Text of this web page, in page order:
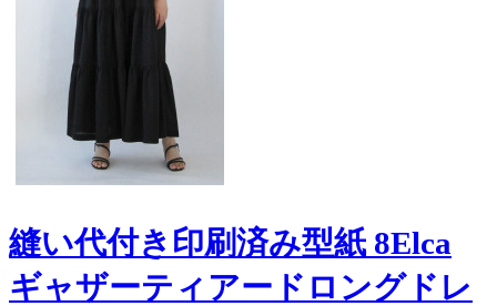
縫い代付き印刷済み型紙 8Elca
ギャザーティアードロングドレ